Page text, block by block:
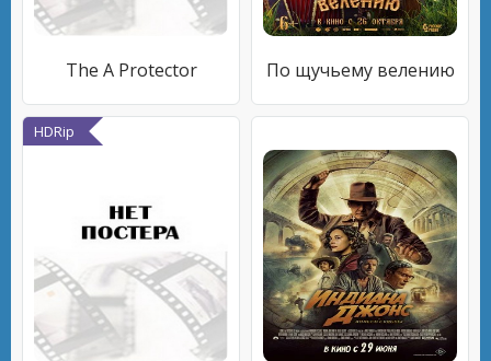
The A Protector По щучьему велению
HDRip